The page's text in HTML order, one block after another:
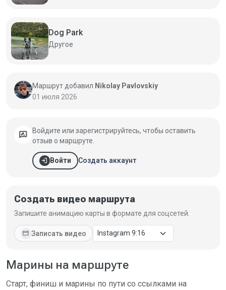
Dog Park
Другое
Маршрут добавил Nikolay Pavlovskiy
01 июля 2026
rate_review
Войдите или зарегистрируйтесь, чтобы оставить
отзыв о маршруте.
login Войти Создать аккаунт
Создать видео маршрута
Запишите анимацию карты в формате для соцсетей.
movie Записать видео
Марины на маршруте
Старт, финиш и марины по пути со ссылками на